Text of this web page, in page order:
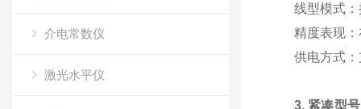
介电常数仪
激光水平仪
线型模式
精度表现：
供电方式：
3. 紧凑型